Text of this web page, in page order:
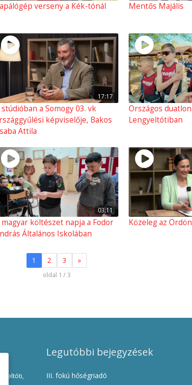
verseny a Kék-tónál Mentős Majális
17:17
stúdióban a Somogy 03. vk
képviselője, Bakos
Attila
Országos
Lengyeltótiban
03:11
magyar költészet napja a Fodor
Általános Iskolában
Közeleg az
1 2 3 »
oldal 1 / 3
Legutóbbi bejegyzések
III. fokú hőségriadó